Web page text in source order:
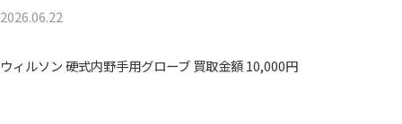
2026.06.22
ウィルソン 硬式内野手用グローブ 買取金額 10,000円